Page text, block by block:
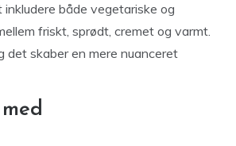
både vegetariske og
friskt, sprødt, cremet og varmt.
skaber en mere nuanceret